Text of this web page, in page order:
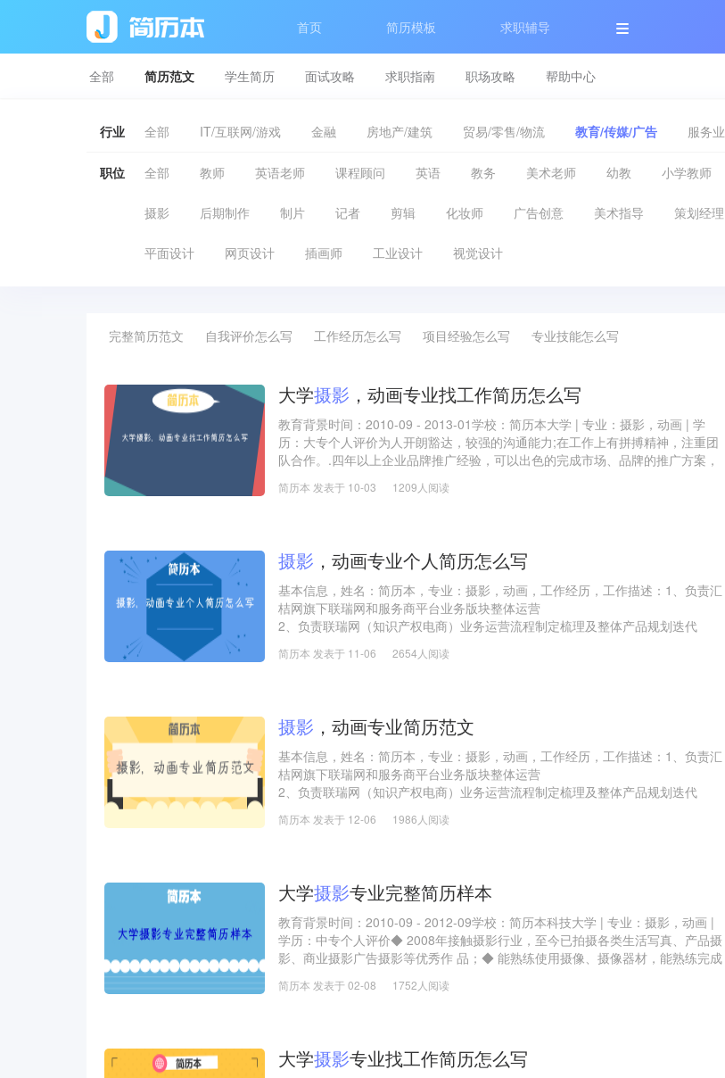
首页 简历模板 求职辅导
全部 简历范文 学生简历 面试攻略 求职指南 职场攻略 帮助中心
行业 全部 IT/互联网/游戏 金融 房地产/建筑 贸易/零售/物流 教育/传媒/广告 服务业
职位 全部 教师 英语老师 课程顾问 英语 教务 美术老师 幼教 小学教师
摄影 后期制作 制片 记者 剪辑 化妆师 广告创意 美术指导 策划经理
平面设计 网页设计 插画师 工业设计 视觉设计
完整简历范文 自我评价怎么写 工作经历怎么写 项目经验怎么写 专业技能怎么写
大学摄影 ，动画专业找工作简历怎么写
教育背景时间：2010-09 - 2013-01学校：简历本大学 | 专业：摄影，动画 | 学
历：大专个人评价为人开朗豁达，较强的沟通能力;在工作上有拼搏精神，注重团
队合作。.四年以上企业品牌推广经验，可以出色的完成市场、品牌的推广方案，
和广告、影视行业有丰富的经验。个人技能绘画、单机游戏的游戏策划网页设计
简历本 发表于 10-03 1209人阅读
摄影 ，动画专业个人简历怎么写
基本信息，姓名：简历本，专业：摄影，动画，工作经历，工作描述：1、负责汇
桔网旗下联瑞网和服务商平台业务版块整体运营
2、负责联瑞网（知识产权电商）业务运营流程制定梳理及整体产品规划迭代
4、对销售端做商家拉新激励政策制定及会员付费产品培训
7、部门目标制定及规划建设
简历本 发表于 11-06 2654人阅读
摄影 ，动画专业简历范文
基本信息，姓名：简历本，专业：摄影，动画，工作经历，工作描述：1、负责汇
桔网旗下联瑞网和服务商平台业务版块整体运营
2、负责联瑞网（知识产权电商）业务运营流程制定梳理及整体产品规划迭代
4、对销售端做商家拉新激励政策制定及会员付费产品培训
7、部门目标制定及规划建设
简历本 发表于 12-06 1986人阅读
大学摄影专业完整简历样本
教育背景时间：2010-09 - 2012-09学校：简历本科技大学 | 专业：摄影，动画 |
学历：中专个人评价◆ 2008年接触摄影行业，至今已拍摄各类生活写真、产品摄
影、商业摄影广告摄影等优秀作 品；◆ 能熟练使用摄像、摄像器材，能熟练完成
的布置；◆ 有很强的方案创新策划能力，执行能力，对各类营销广告运作体系有
简历本 发表于 02-08 1752人阅读
大学摄影专业找工作简历怎么写